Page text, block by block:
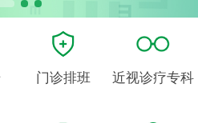
门诊排班 近视诊疗专科